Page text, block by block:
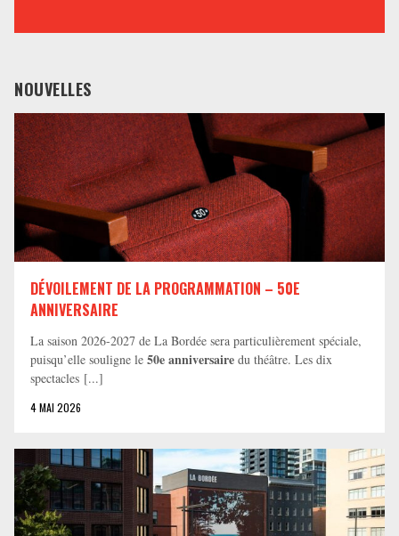
NOUVELLES
DÉVOILEMENT DE LA PROGRAMMATION – 50E
ANNIVERSAIRE
La saison 2026-2027 de La Bordée sera particulièrement spéciale,
puisqu’elle souligne le 50e anniversaire du théâtre. Les dix
spectacles [...]
4 MAI 2026